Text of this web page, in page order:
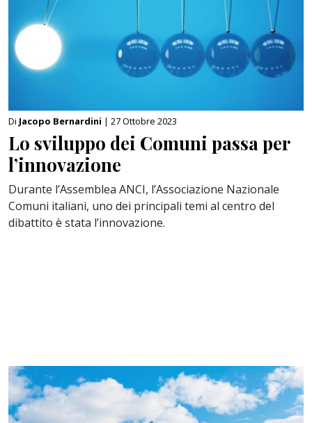
Di Jacopo Bernardini | 27 Ottobre 2023
Lo sviluppo dei Comuni passa per
l’innovazione
Durante l’Assemblea ANCI, l’Associazione Nazionale
Comuni italiani, uno dei principali temi al centro del
dibattito è stata l’innovazione.